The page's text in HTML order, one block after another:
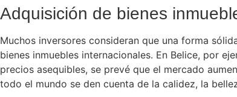
Adquisición de bienes
Muchos inversores consideran que una forma
bienes inmuebles internacionales. En Belice, por
precios asequibles, se prevé que el mercado
todo el mundo se den cuenta de la calidez, la